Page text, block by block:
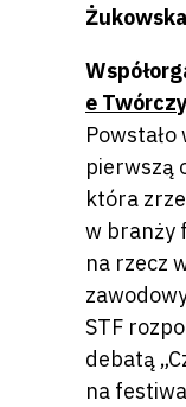
Żukowska
e
pierwszą
która
w branży
na rzecz
STF
debatą
na